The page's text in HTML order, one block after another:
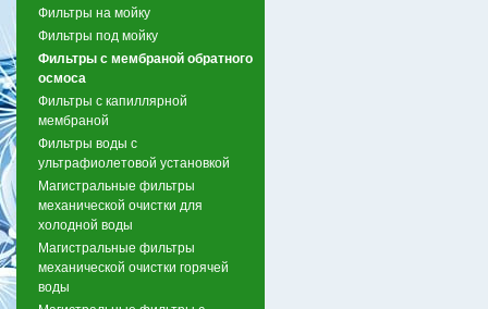
Фильтры на мойку
Фильтры под мойку
Фильтры с мембраной обратного
осмоса
Фильтры с капиллярной
мембраной
Фильтры воды с
ультрафиолетовой установкой
Магистральные фильтры
механической очистки для
холодной воды
Магистральные фильтры
механической очистки горячей
воды